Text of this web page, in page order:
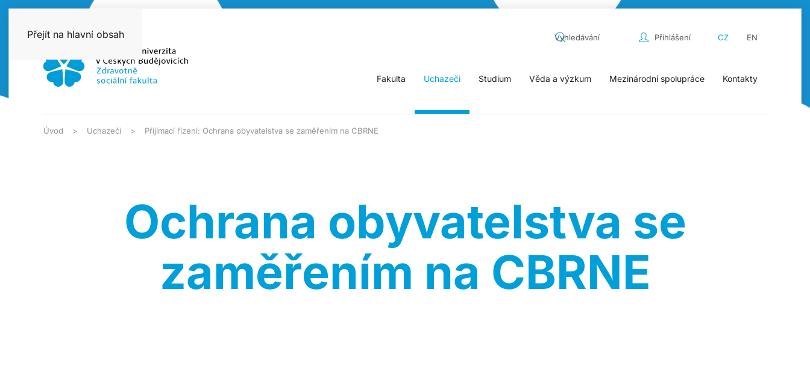
Přejít na hlavní obsah Přihlášení CZ EN
Fakulta Uchazeči Studium Věda a výzkum Mezinárodní spolupráce Kontakty
Úvod Uchazeči Přijímací řízení: Ochrana obyvatelstva se zaměřením na CBRNE
Ochrana obyvatelstva se
zaměřením na CBRNE